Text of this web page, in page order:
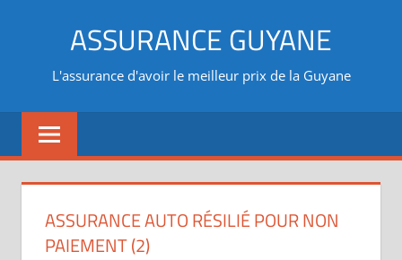
ASSURANCE GUYANE
L'assurance d'avoir le meilleur prix de la Guyane
ASSURANCE AUTO RÉSILIÉ POUR NON
PAIEMENT (2)